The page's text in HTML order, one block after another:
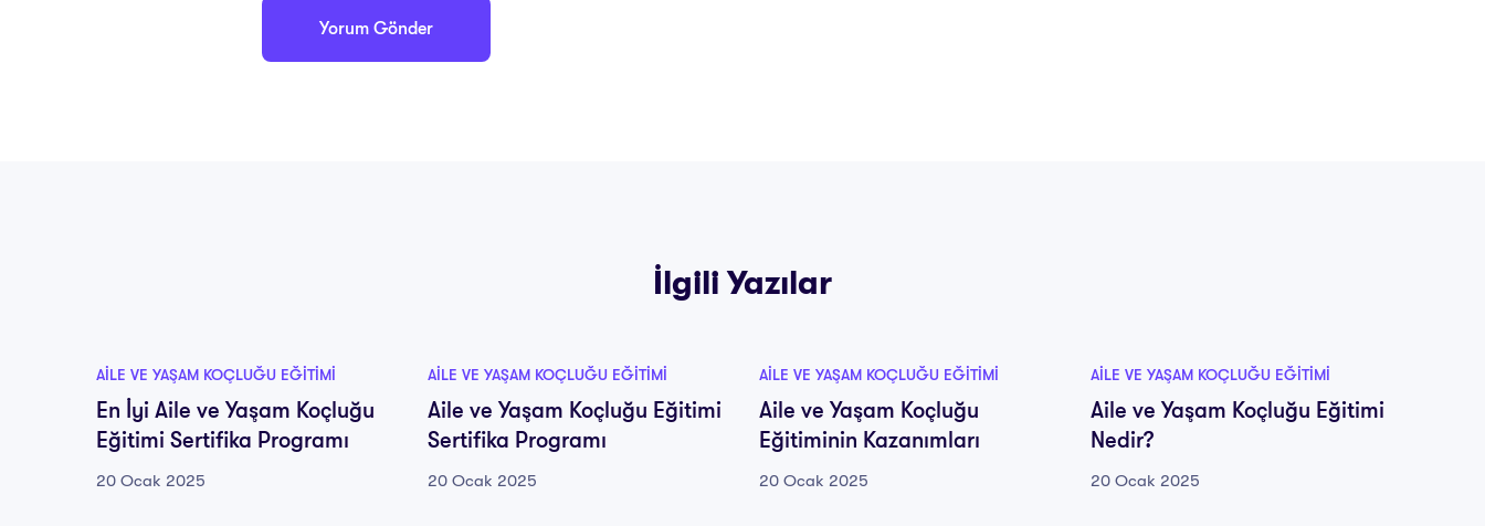
İlgili Yazılar
AILE VE YAŞAM KOÇLUĞU EĞITIMI
En İyi Aile ve Yaşam Koçluğu
Eğitimi Sertifika Programı
20 Ocak 2025
AILE VE YAŞAM KOÇLUĞU EĞITIMI
Aile ve Yaşam Koçluğu Eğitimi
Sertifika Programı
20 Ocak 2025
AILE VE YAŞAM KOÇLUĞU EĞITIMI
Aile ve Yaşam Koçluğu
Eğitiminin Kazanımları
20 Ocak 2025
AILE VE YAŞAM KOÇLUĞU EĞITIMI
Aile ve Yaşam Koçluğu Eğitimi
Nedir?
20 Ocak 2025